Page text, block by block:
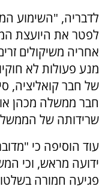
לדבריה, "השימוע
לפטר את היועצת
אחריה משיקולים
מנע פעולות לא
של חבר קואליציה,
חבר ממשלה מכהן
שרידותה של
עוד הוסיפה כי
ידועה מראש, וכי
פגיעה חמורה